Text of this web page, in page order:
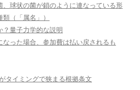
、球状の菌が鎖のように連なっている形
（「属名」）
量子力学的な説明
った場合、参加費は払い戻されるも
タイミングで狭まる根拠条文